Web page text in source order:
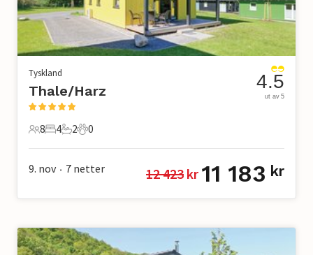
Tyskland
Thale/Harz
8 Gjester
8
4 Soverom
4
2 Bad
2
0 Kjæledyr
0
4.5
ut av 5
9. nov • 7 netter 12 423 kr 11 183 kr